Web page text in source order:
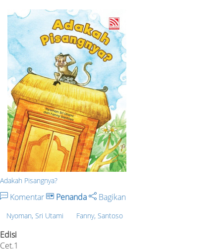
Adakah Pisangnya?
Komentar Penanda Bagikan
Nyoman, Sri Utami Fanny, Santoso
Edisi
Cet.1